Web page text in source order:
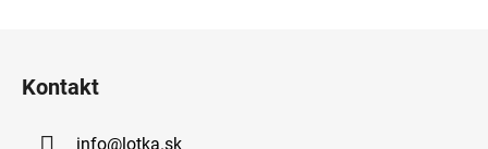
Kontakt
info@lotka.sk